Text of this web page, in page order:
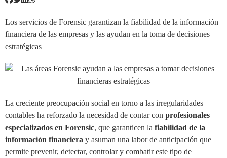
Los servicios de Forensic garantizan la fiabilidad de la información
financiera de las empresas y las ayudan en la toma de decisiones
estratégicas
La creciente preocupación social en torno a las irregularidades
contables ha reforzado la necesidad de contar con profesionales
especializados en Forensic, que garanticen la fiabilidad de la
información financiera y asuman una labor de anticipación que
permite prevenir, detectar, controlar y combatir este tipo de